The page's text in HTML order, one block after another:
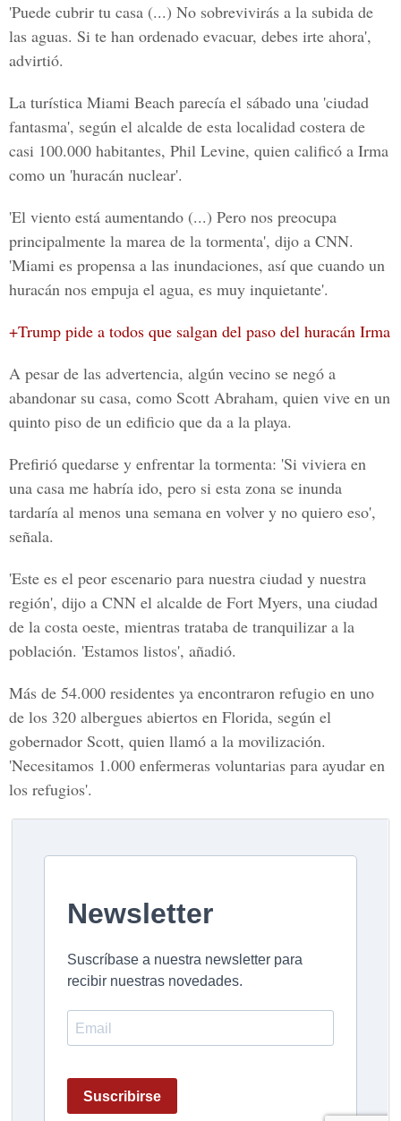
'Puede cubrir tu casa (...) No sobrevivirás a la subida de
las aguas. Si te han ordenado evacuar, debes irte ahora',
advirtió.
La turística Miami Beach parecía el sábado una 'ciudad
fantasma', según el alcalde de esta localidad costera de
casi 100.000 habitantes, Phil Levine, quien calificó a Irma
como un 'huracán nuclear'.
'El viento está aumentando (...) Pero nos preocupa
principalmente la marea de la tormenta', dijo a CNN.
'Miami es propensa a las inundaciones, así que cuando un
huracán nos empuja el agua, es muy inquietante'.
+Trump pide a todos que salgan del paso del huracán Irma
A pesar de las advertencia, algún vecino se negó a
abandonar su casa, como Scott Abraham, quien vive en un
quinto piso de un edificio que da a la playa.
Prefirió quedarse y enfrentar la tormenta: 'Si viviera en
una casa me habría ido, pero si esta zona se inunda
tardaría al menos una semana en volver y no quiero eso',
señala.
'Este es el peor escenario para nuestra ciudad y nuestra
región', dijo a CNN el alcalde de Fort Myers, una ciudad
de la costa oeste, mientras trataba de tranquilizar a la
población. 'Estamos listos', añadió.
Más de 54.000 residentes ya encontraron refugio en uno
de los 320 albergues abiertos en Florida, según el
gobernador Scott, quien llamó a la movilización.
'Necesitamos 1.000 enfermeras voluntarias para ayudar en
los refugios'.